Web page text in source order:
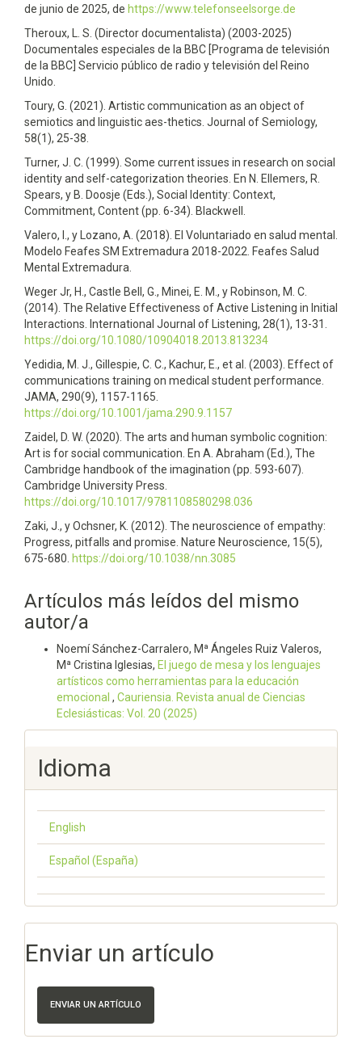
de junio de 2025, de https://www.telefonseelsorge.de
Theroux, L. S. (Director documentalista) (2003-2025)
Documentales especiales de la BBC [Programa de televisión
de la BBC] Servicio público de radio y televisión del Reino
Unido.
Toury, G. (2021). Artistic communication as an object of
semiotics and linguistic aes-thetics. Journal of Semiology,
58(1), 25-38.
Turner, J. C. (1999). Some current issues in research on social
identity and self-categorization theories. En N. Ellemers, R.
Spears, y B. Doosje (Eds.), Social Identity: Context,
Commitment, Content (pp. 6-34). Blackwell.
Valero, I., y Lozano, A. (2018). El Voluntariado en salud mental.
Modelo Feafes SM Extremadura 2018-2022. Feafes Salud
Mental Extremadura.
Weger Jr, H., Castle Bell, G., Minei, E. M., y Robinson, M. C.
(2014). The Relative Effectiveness of Active Listening in Initial
Interactions. International Journal of Listening, 28(1), 13-31.
https://doi.org/10.1080/10904018.2013.813234
Yedidia, M. J., Gillespie, C. C., Kachur, E., et al. (2003). Effect of
communications training on medical student performance.
JAMA, 290(9), 1157-1165.
https://doi.org/10.1001/jama.290.9.1157
Zaidel, D. W. (2020). The arts and human symbolic cognition:
Art is for social communication. En A. Abraham (Ed.), The
Cambridge handbook of the imagination (pp. 593-607).
Cambridge University Press.
https://doi.org/10.1017/9781108580298.036
Zaki, J., y Ochsner, K. (2012). The neuroscience of empathy:
Progress, pitfalls and promise. Nature Neuroscience, 15(5),
675-680. https://doi.org/10.1038/nn.3085
Artículos más leídos del mismo
autor/a
Noemí Sánchez-Carralero, Mª Ángeles Ruiz Valeros,
Mª Cristina Iglesias, El juego de mesa y los lenguajes
artísticos como herramientas para la educación
emocional , Cauriensia. Revista anual de Ciencias
Eclesiásticas: Vol. 20 (2025)
Idioma
English
Español (España)
Enviar un artículo
ENVIAR UN ARTÍCULO